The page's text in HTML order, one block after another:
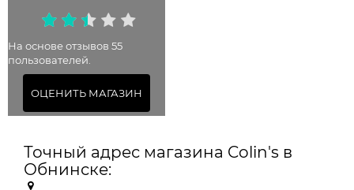
На основе отзывов 55
пользователей.
ОЦЕНИТЬ МАГАЗИН
Точный адрес магазина Colin's в
Обнинске: